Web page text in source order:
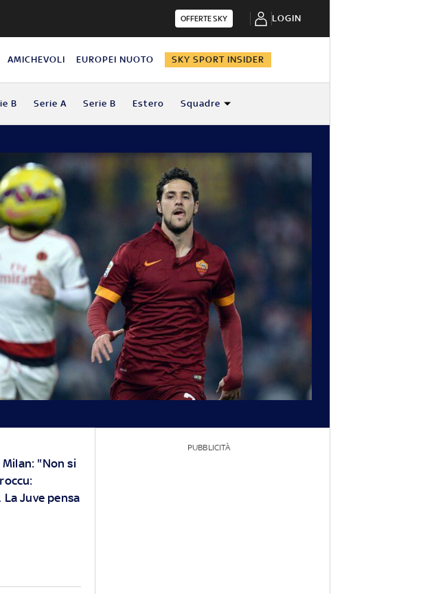
OFFERTE SKY LOGIN
AMICHEVOLI EUROPEI NUOTO SKY SPORT INSIDER
B Serie A Serie B Estero Squadre
"Non si
Juve pensa
PUBBLICITÀ